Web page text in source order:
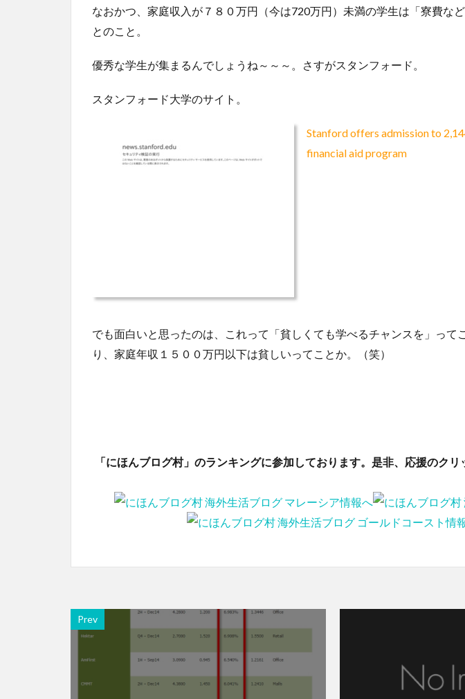
なおかつ、家庭収入が７８０万円（今は720万円）未満の学生は「寮費な
とのこと。
優秀な学生が集まるんでしょうね～～～。さすがスタンフォード。
スタンフォード大学のサイト。
Stanford offers admission to
financial aid program
でも面白いと思ったのは、これって「貧しくても学べるチャンスを」って
り、家庭年収１５００万円以下は貧しいってことか。（笑）
「にほんブログ村」のランキングに参加しております。是非、応援のクリ
Prev